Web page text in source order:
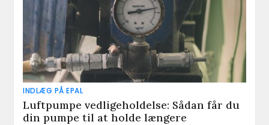
INDLÆG PÅ EPAL
Luftpumpe vedligeholdelse: Sådan får du
din pumpe til at holde længere